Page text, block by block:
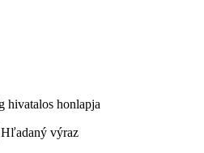
hivatalos honlapja
Hľadaný výraz